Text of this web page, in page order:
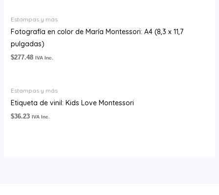
Estampas y más
Fotografía en color de María Montessori: A4 (8,3 x 11,7
pulgadas)
$277.48 IVA Inc.
Estampas y más
Etiqueta de vinil: Kids Love Montessori
$36.23 IVA Inc.